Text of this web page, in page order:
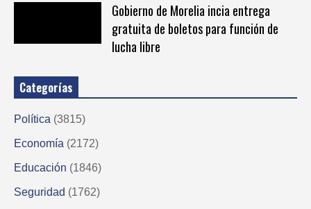
Gobierno de Morelia incia entrega
gratuita de boletos para función de
lucha libre
Categorías
Política (3815)
Economía (2172)
Educación (1846)
Seguridad (1762)